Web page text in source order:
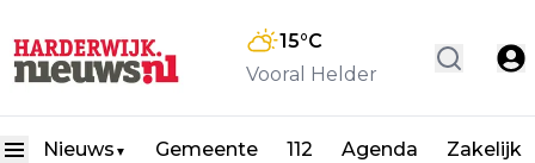
15°C
Vooral Helder
Nieuws ▼ Gemeente 112 Agenda Zakelijk